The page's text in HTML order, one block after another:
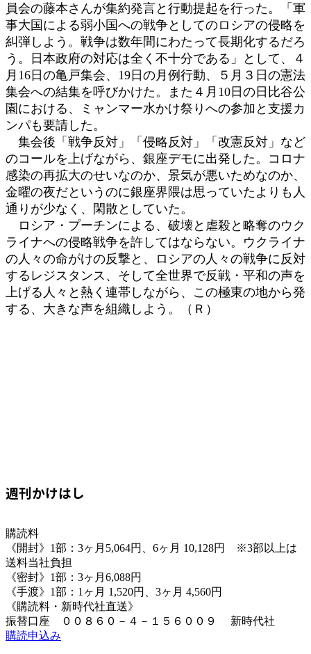
員会の藤本さんが集約発言と行動提起を行った。「軍
事大国による弱小国への戦争としてのロシアの侵略を
糾弾しよう。戦争は数年間にわたって長期化するだろ
う。日本政府の対応は全く不十分である」として、４
月16日の亀戸集会、19日の月例行動、５月３日の憲法
集会への結集を呼びかけた。また４月10日の日比谷公
園における、ミャンマー水かけ祭りへの参加と支援カ
ンパも要請した。
集会後「戦争反対」「侵略反対」「改憲反対」など
のコールを上げながら、銀座デモに出発した。コロナ
感染の再拡大のせいなのか、景気が悪いためなのか、
金曜の夜だというのに銀座界隈は思っていたよりも人
通りが少なく、閑散としていた。
ロシア・プーチンによる、破壊と虐殺と略奪のウク
ライナへの侵略戦争を許してはならない。ウクライナ
の人々の命がけの反撃と、ロシアの人々の戦争に反対
するレジスタンス、そして全世界で反戦・平和の声を
上げる人々と熱く連帯しながら、この極東の地から発
する、大きな声を組織しよう。（Ｒ）
週刊かけはし
購読料
《開封》1部：3ヶ月5,064円、6ヶ月 10,128円 ※3部以上は
送料当社負担
《密封》1部：3ヶ月6,088円
《手渡》1部：1ヶ月 1,520円、3ヶ月 4,560円
《購読料・新時代社直送》
振替口座 ００８６０－４－１５６００９ 新時代社
購読申込み